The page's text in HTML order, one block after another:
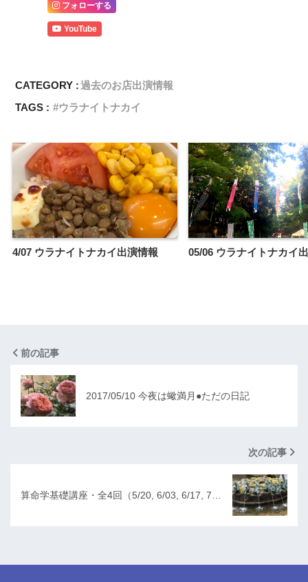
フォローする
YouTube
CATEGORY :過去のお店出演情報
TAGS :
ウラナイトナカイ
4/07 ウラナイトナカイ出演情報 05/06 ウラナイトナカイ
前の記事
2017/05/10 今夜は蠍満月●ただの日記
次の記事
算命学基礎講座・全4回（5/20, 6/03, 6/17, 7…